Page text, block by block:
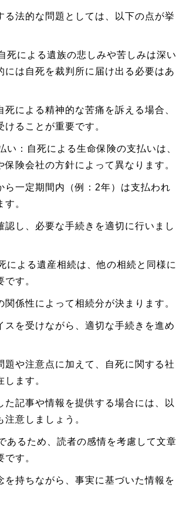
る法的な問題としては、以下の点が挙
死による遺族の悲しみや苦しみは深い
には自死を裁判所に届け出る必要はあ
死による精神的な苦痛を訴える場合、
ることが重要です。
い：自死による生命保険の支払いは、
保険会社の方針によって異なります。
ら一定期間内（例：2年）は支払われ
。
認し、必要な手続きを適切に行いまし
による遺産相続は、他の相続と同様に
す。
関係性によって相続分が決まります。
スを受けながら、適切な手続きを進め
題や注意点に加えて、自死に関する社
ます。
た記事や情報を提供する場合には、以
意しましょう。
あるため、読者の感情を考慮して文章
す。
を持ちながら、事実に基づいた情報を